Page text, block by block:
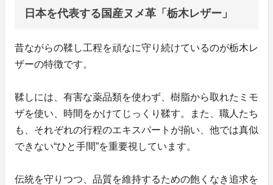
日本を代表する国産ヌメ革「栃木レザー」
昔ながらの鞣し工程を頑なに守り続けているのが栃木レ
ザーの特徴です。
鞣しには、有害な薬品類を使わず、樹脂から取れたミモ
ザを使い、時間をかけてじっくり鞣す。また、職人たち
も、それぞれの行程のエキスパートが揃い、他では真似
できない“ひと手間”を重要視しています。
伝統を守りつつ、品質を維持するための飽くなき追求を